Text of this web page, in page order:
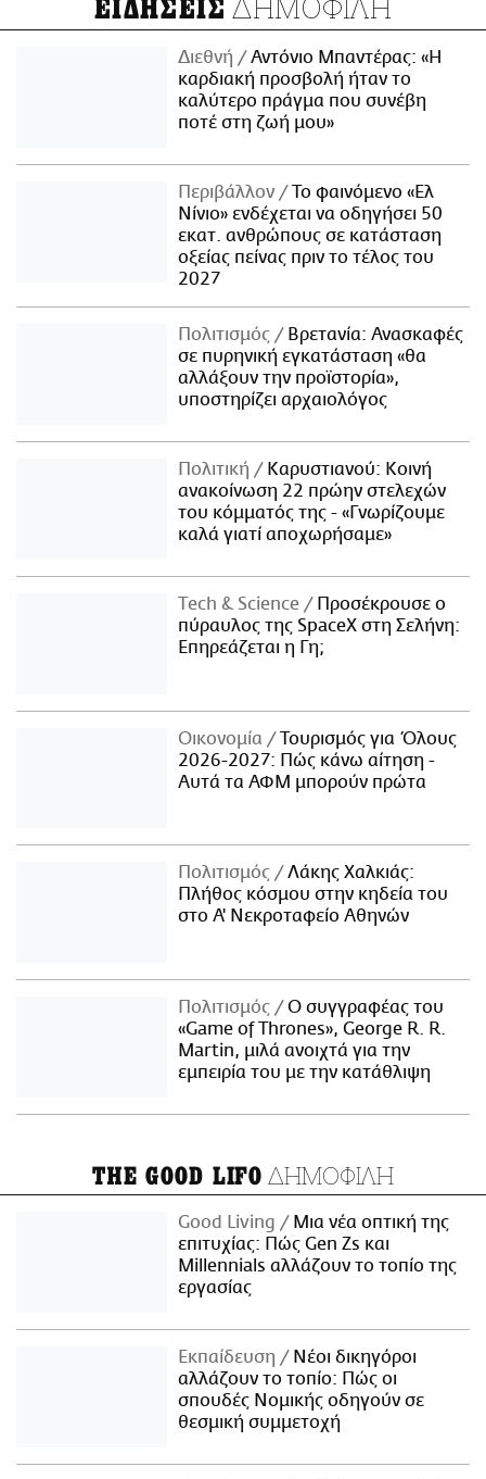
ΕΙΔΗΣΕΙΣ
Διεθνή
Αντόνιο Μπαντέρας: «Η
καρδιακή προσβολή ήταν το
καλύτερο πράγμα που συνέβη
ποτέ στη ζωή μου»
Περιβάλλον
Το φαινόμενο «Ελ
Νίνιο» ενδέχεται να οδηγήσει 50
εκατ. ανθρώπους σε κατάσταση
οξείας πείνας πριν το τέλος του
2027
Πολιτισμός
Βρετανία: Ανασκαφές
σε πυρηνική εγκατάσταση «θα
αλλάξουν την προϊστορία»,
υποστηρίζει αρχαιολόγος
Πολιτική
Καρυστιανού: Κοινή
ανακοίνωση 22 πρώην στελεχών
του κόμματός της - «Γνωρίζουμε
καλά γιατί αποχωρήσαμε»
Τech & Science
Προσέκρουσε ο
πύραυλος της SpaceX στη Σελήνη:
Επηρεάζεται η Γη;
Οικονομία
Τουρισμός για Όλους
2026-2027: Πώς κάνω αίτηση -
Αυτά τα ΑΦΜ μπορούν πρώτα
Πολιτισμός
Λάκης Χαλκιάς:
Πλήθος κόσμου στην κηδεία του
στο Α' Νεκροταφείο Αθηνών
Πολιτισμός
Ο συγγραφέας του
«Game of Thrones», George R. R.
Martin, μιλά ανοιχτά για την
εμπειρία του με την κατάθλιψη
THE GOOD LIFO ΔΗΜΟΦΙΛΗ
Good Living
Μια νέα οπτική της
επιτυχίας: Πώς Gen Zs και
Millennials αλλάζουν το τοπίο της
εργασίας
Εκπαίδευση
Νέοι δικηγόροι
αλλάζουν το τοπίο: Πώς οι
σπουδές Νομικής οδηγούν σε
θεσμική συμμετοχή